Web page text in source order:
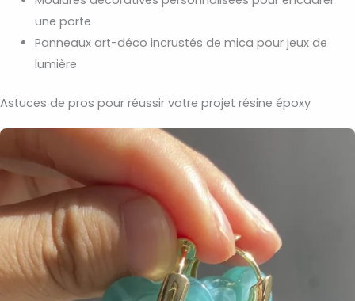
une porte
Panneaux art-déco incrustés de mica pour jeux de
lumière
Astuces de pros pour réussir votre projet résine époxy